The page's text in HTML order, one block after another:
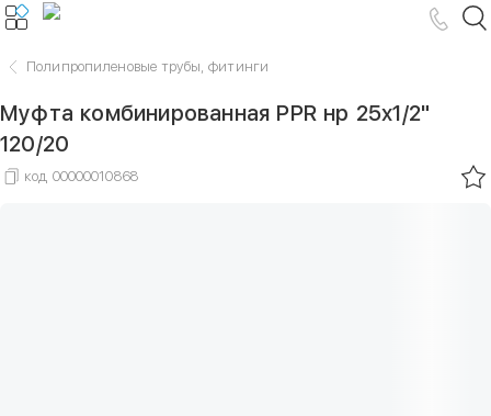
Полипропиленовые трубы, фитинги
Муфта комбинированная PPR нр 25х1/2"
120/20
код 00000010868